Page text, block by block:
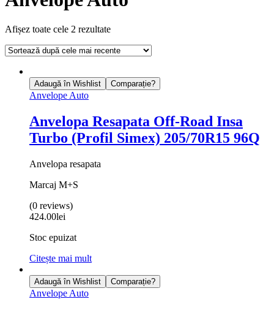
Afișez toate cele 2 rezultate
Adaugă în Wishlist Comparație?
Anvelope Auto
Anvelopa Resapata Off-Road Insa
Turbo (Profil Simex) 205/70R15 96Q
Anvelopa resapata
Marcaj M+S
(0 reviews)
424.00lei
Stoc epuizat
Citește mai mult
Adaugă în Wishlist Comparație?
Anvelope Auto